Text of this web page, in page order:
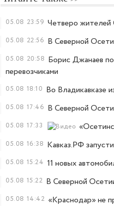
05.08 23:59 Четверо жителей
05.08 22:56 В Северной
05.08 20:58 Борис Джанаев
перевозчиками
05.08 18:10 Во Владикавказе
05.08 17:46 В Северной
05.08 17:33
05.08 16:38 Кавказ.РФ
05.08 15:24 11 новых
05.08 15:22 В Северной
05.08 14:42 «Краснодар» не